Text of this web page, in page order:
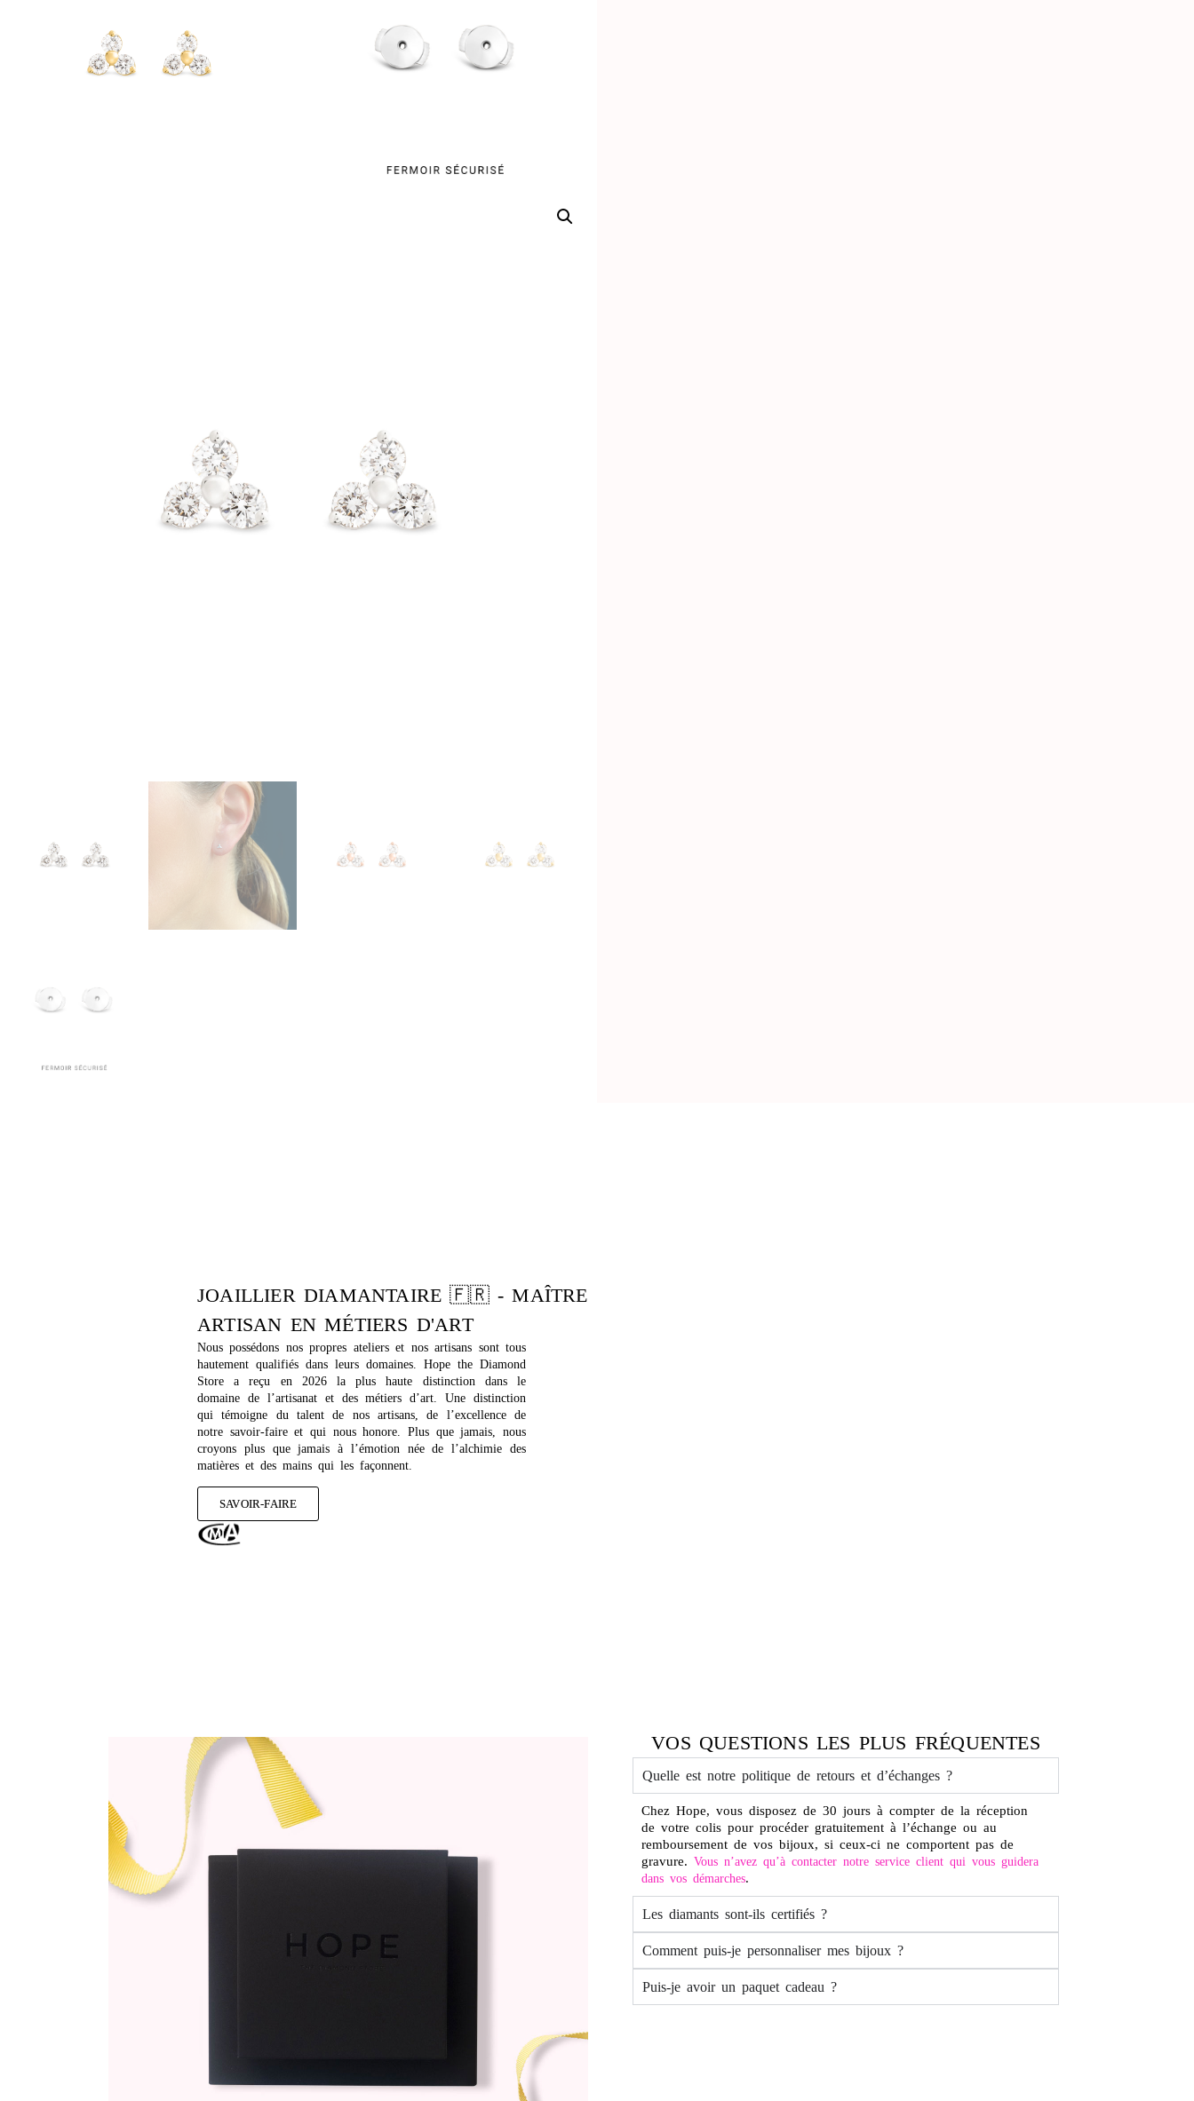
JOAILLIER DIAMANTAIRE 🇫🇷 - MAÎTRE
ARTISAN EN MÉTIERS D'ART
Nous possédons nos propres ateliers et nos artisans sont tous
hautement qualifiés dans leurs domaines. Hope the Diamond
Store a reçu en 2026 la plus haute distinction dans le
domaine de l’artisanat et des métiers d’art. Une distinction
qui témoigne du talent de nos artisans, de l’excellence de
notre savoir-faire et qui nous honore. Plus que jamais, nous
croyons plus que jamais à l’émotion née de l’alchimie des
matières et des mains qui les façonnent.
SAVOIR-FAIRE
VOS QUESTIONS LES PLUS FRÉQUENTES
Quelle est notre politique de retours et d’échanges ?
Chez Hope, vous disposez de 30 jours à compter de la réception
de votre colis pour procéder gratuitement à l’échange ou au
remboursement de vos bijoux, si ceux-ci ne comportent pas de
gravure. Vous n’avez qu’à contacter notre service client qui vous guidera
dans vos démarches.
Les diamants sont-ils certifiés ?
Comment puis-je personnaliser mes bijoux ?
Puis-je avoir un paquet cadeau ?